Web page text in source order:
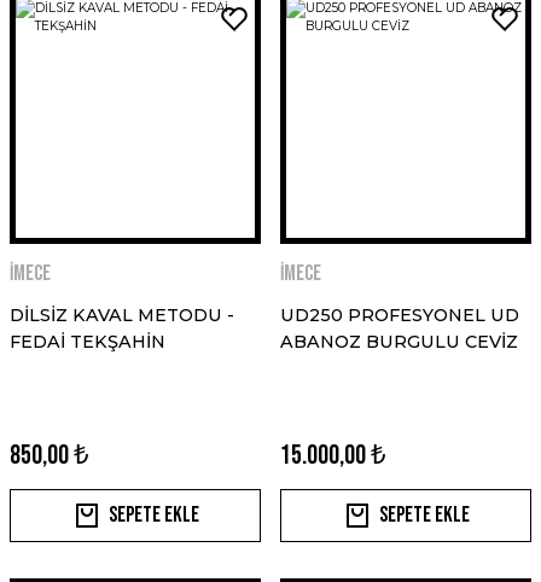
İMECE
DİLSİZ KAVAL METODU -
FEDAİ TEKŞAHİN
850,00 ₺
Sepete Ekle
İMECE
UD250 PROFESYONEL UD
ABANOZ BURGULU CEVİZ
15.000,00 ₺
Sepete Ekle